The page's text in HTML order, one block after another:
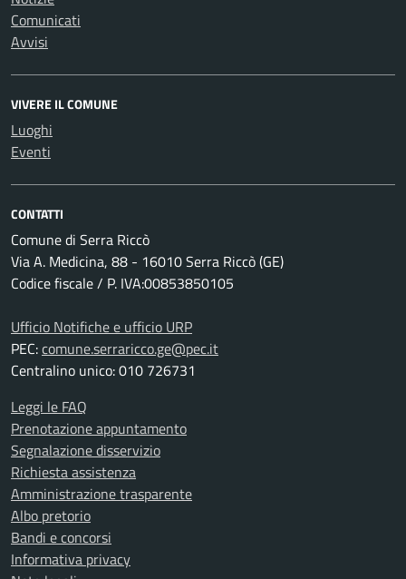
Comunicati
Avvisi
VIVERE IL COMUNE
Luoghi
Eventi
CONTATTI
Comune di Serra Riccò
Via A. Medicina, 88 - 16010 Serra Riccò (GE)
Codice fiscale / P. IVA:00853850105
Ufficio Notifiche e ufficio URP
PEC:comune.serraricco.ge@pec.it
Centralino unico: 010 726731
Leggi le FAQ
Prenotazione appuntamento
Segnalazione disservizio
Richiesta assistenza
Amministrazione trasparente
Albo pretorio
Bandi e concorsi
Informativa privacy